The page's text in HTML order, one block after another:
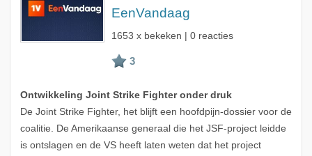
EenVandaag
1653 x bekeken | 0 reacties
Ontwikkeling Joint Strike Fighter onder druk
De Joint Strike Fighter, het blijft een hoofdpijn-dossier voor de
coalitie. De Amerikaanse generaal die het JSF-project leidde
is ontslagen en de VS heeft laten weten dat het project